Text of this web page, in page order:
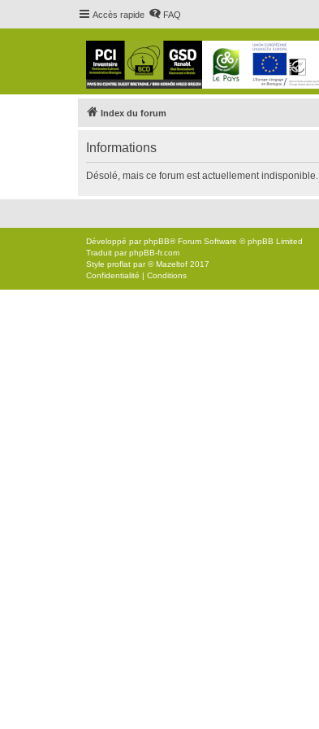
Accès rapide FAQ
Index du forum
Informations
Désolé, mais ce forum est actuellement indisponible.
Développé parphpBB® Forum Software © phpBB Limited
Traduit parphpBB-fr.com
Style proflat par ©Mazeltof 2017
Confidentialité | Conditions